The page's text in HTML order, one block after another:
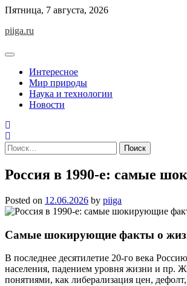
Skip
content
Пятница, 7 августа, 2026
piiga.ru
Интересное
Мир природы
Наука и технологии
Новости
Найти:
Россия в 1990-е: самые
Posted on 12.06.2026 by piiga
Самые шокирующие факты о
В последнее десятилетие 20-го века
населения, падением уровня жизни и пр.
понятиями, как либерализация цен,